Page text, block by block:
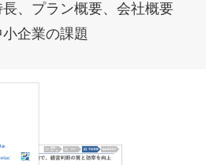
長、プラン概要、会社概要
小企業の課題